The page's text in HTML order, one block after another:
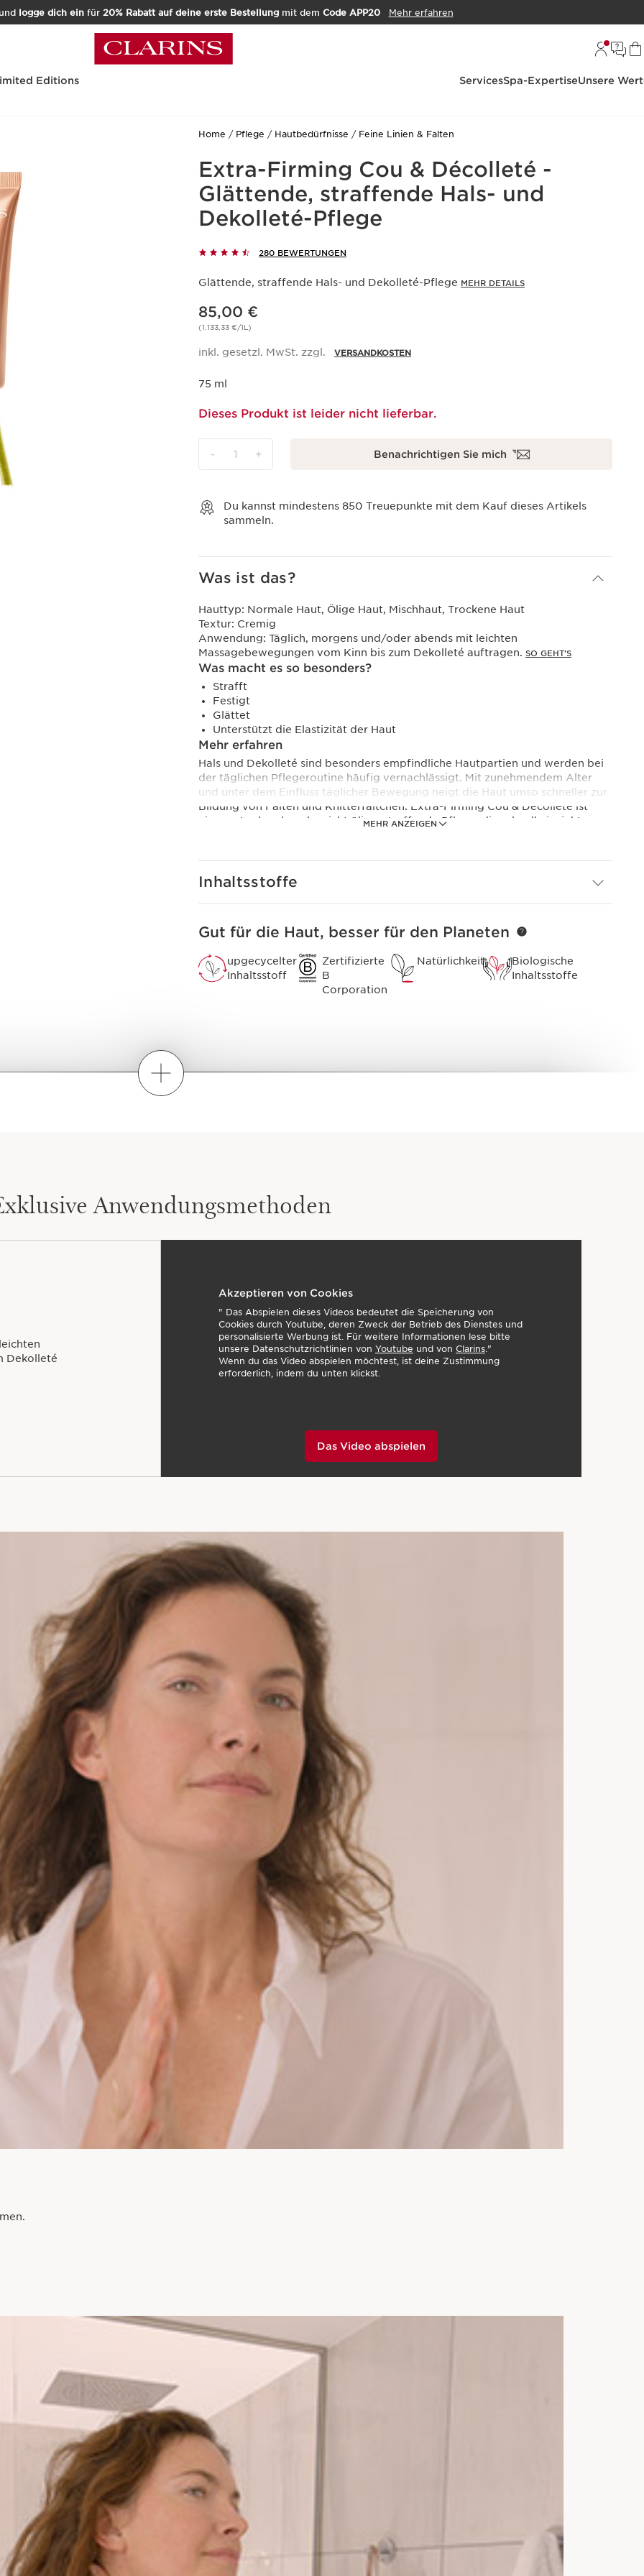
logge dich einfür 20% Rabatt auf deine erste Bestellungmit dem Code APP20 Mehr erfahren
Editions ServicesSpa-ExpertiseUnsere
Home Pflege Hautbedürfnisse Feine Linien & Falten
Extra-Firming Cou & Décolleté -
Glättende, straffende Hals- und
Dekolleté-Pflege
280 BEWERTUNGEN
Glättende, straffende Hals- und Dekolleté-Pflege MEHR DETAILS
Aktueller Preis 85,00 €
85,00 €
(1.133,33 €/1L)
inkl. gesetzl. MwSt. zzgl. VERSANDKOSTEN
75 ml
Dieses Produkt ist leider nicht lieferbar.
- 1 + Benachrichtigen Sie mich
Du kannst mindestens 850 Treuepunkte mit dem Kauf dieses Artikels
sammeln.
Was ist das?
MEHR ANZEIGEN
Hauttyp: Normale Haut, Ölige Haut, Mischhaut, Trockene Haut
Textur: Cremig
Anwendung: Täglich, morgens und/oder abends mit leichten
Massagebewegungen vom Kinn bis zum Dekolleté auftragen. SO GEHT'S
Was macht es so besonders?
Strafft
Festigt
Glättet
Unterstützt die Elastizität der Haut
Mehr erfahren
Hals und Dekolleté sind besonders empfindliche Hautpartien und werden bei
der täglichen Pflegeroutine häufig vernachlässigt. Mit zunehmendem Alter
und unter dem Einfluss täglicher Bewegung neigt die Haut umso schneller zur
Bildung von Falten und Knitterfältchen. Extra-Firming Cou & Décolleté ist
eine zart schmelzende, nicht ölige, straffende Pflege, die schnell einzieht,
Festigkeit und ihrer natürlichen Eleganz zurück.
Das Clarins Plus
Inhaltsstoffe
Gut für die Haut, besser für den Planeten
upgecycelter
Inhaltsstoff
Zertifizierte
B
Corporation
Natürlichkeit
Biologische
Inhaltsstoffe
Wie mixe ich?
Anwendungsmethoden
Dekolleté
Akzeptieren von Cookies
" Das Abspielen dieses Videos bedeutet die Speicherung von
Cookies durch Youtube, deren Zweck der Betrieb des Dienstes und
personalisierte Werbung ist. Für weitere Informationen lese bitte
unsere Datenschutzrichtlinien von Youtube und von Clarins."
Wenn du das Video abspielen möchtest, ist deine Zustimmung
erforderlich, indem du unten klickst.
Das Video abspielen